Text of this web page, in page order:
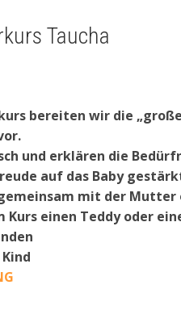
Taucha
bereiten wir die
und erklären die
auf das Baby
mit der
einen Teddy oder